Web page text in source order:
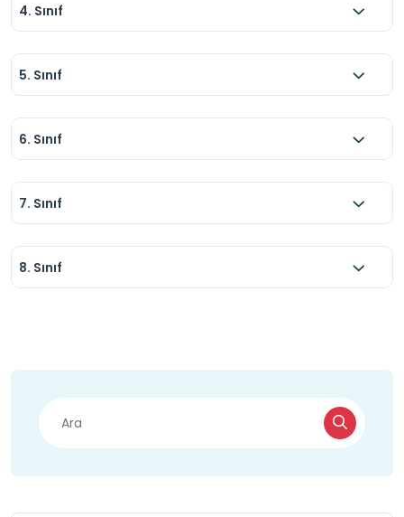
4. Sınıf
5. Sınıf
6. Sınıf
7. Sınıf
8. Sınıf